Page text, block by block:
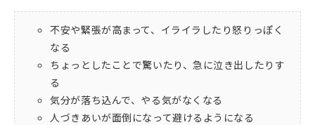
不安や緊張が高まって、イライラしたり怒りっぽく
なる
ちょっとしたことで驚いたり、急に泣き出したりす
る
気分が落ち込んで、やる気がなくなる
人づきあいが面倒になって避けるようになる